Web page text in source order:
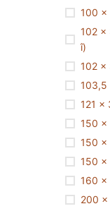
100 x
102 x
î)
102 x
103,5
121 x
150 x
150 x
150 x
160 x
200 x